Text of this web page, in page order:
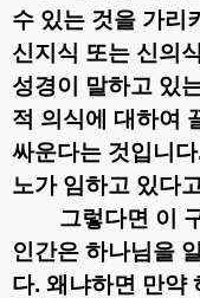
수 있는 것을 가리
신지식 또는 신의
성경이 말하고 있
적 의식에 대하여
싸운다는 것입니다
노가 임하고 있다
그렇다면 이
인간은 하나님을
다. 왜냐하면 만약